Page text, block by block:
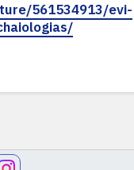
561534913/evi-